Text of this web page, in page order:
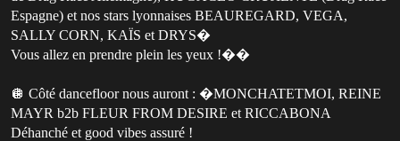
Espagne) et nos stars lyonnaises BEAUREGARD, VEGA,
SALLY CORN, KAÏS et DRYS�
Vous allez en prendre plein les yeux !��
🪩 Côté dancefloor nous auront : �MONCHATETMOI, REINE
MAYR b2b FLEUR FROM DESIRE et RICCABONA
Déhanché et good vibes assuré !